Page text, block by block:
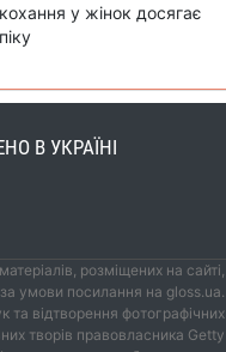
кохання у жінок досягає
піку
В УКРАЇНІ
розміщених на сайті,
умови посилання на gloss.ua.
та відтворення фотографічних
творів правовласника Getty